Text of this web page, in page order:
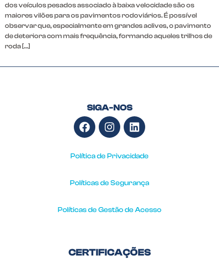
dos veículos pesados associado à baixa velocidade são os
maiores vilões para os pavimentos rodoviários. É possível
observar que, especialmente em grandes aclives, o pavimento
de deteriora com mais frequência, formando aqueles trilhos de
roda […]
SIGA-NOS
Política de Privacidade
Políticas de Segurança
Políticas de Gestão de Acesso
CERTIFICAÇÕES